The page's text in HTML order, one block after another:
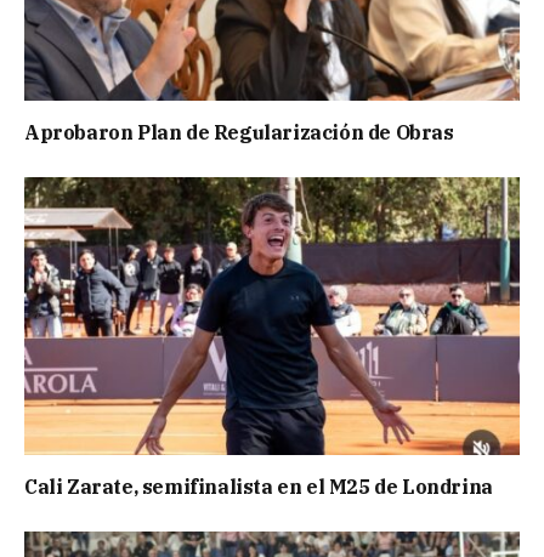
Aprobaron Plan de Regularización de Obras
Cali Zarate, semifinalista en el M25 de Londrina